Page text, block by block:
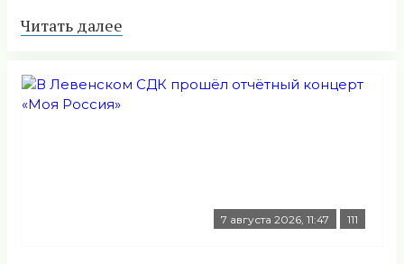
Читать далее
7 августа 2026, 11:47 111